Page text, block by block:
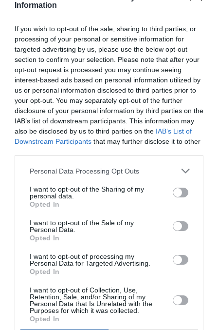
Information
If you wish to opt-out of the sale, sharing to third parties, or
processing of your personal or sensitive information for
targeted advertising by us, please use the below opt-out
section to confirm your selection. Please note that after your
opt-out request is processed you may continue seeing
interest-based ads based on personal information utilized by
us or personal information disclosed to third parties prior to
your opt-out. You may separately opt-out of the further
disclosure of your personal information by third parties on the
IAB’s list of downstream participants. This information may
also be disclosed by us to third parties on the IAB’s List of
Downstream Participants that may further disclose it to other
Personal Data Processing Opt Outs
I want to opt-out of the Sharing of my
personal data.
Opted In
I want to opt-out of the Sale of my
Personal Data.
Opted In
I want to opt-out of processing my
Personal Data for Targeted Advertising.
Opted In
I want to opt-out of Collection, Use,
Retention, Sale, and/or Sharing of my
Personal Data that Is Unrelated with the
Purposes for which it was collected.
Opted In
που έχουμε συνδέσει με την Blanchett εδώ και
χρόνια. Αυτή τη στιγμή, το στυλ της φαίνεται
να διανύει μια πιο διερευνητική φάση, με στόχο
όχι τόσο τη συμβατική κομψότητα όσο την
ανατροπή των προσδοκιών.
Το look ολοκληρώθηκε με μαύρες Plexi Claw
γόβες, με διάφανες Perspex πλατφόρμες, που
ενίσχυσαν ακόμη περισσότερο τη φουτουριστική
διάθεση της εμφάνισης.